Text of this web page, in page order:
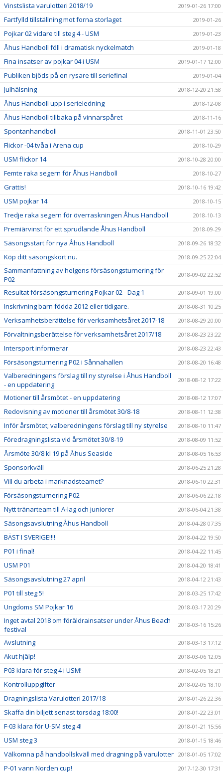
Vinstslista varulotteri 2018/19 2019-01-26 17:00
Fartfylld tillställning mot forna storlaget 2019-01-26
Pojkar 02 vidare till steg 4 - USM 2019-01-23
Åhus Handboll föll i dramatisk nyckelmatch 2019-01-18
Fina insatser av pojkar 04 i USM 2019-01-17 12:00
Publiken bjöds på en rysare till seriefinal 2019-01-04
Julhälsning 2018-12-20 21:58
Åhus Handboll upp i serieledning 2018-12-08
Åhus Handboll tillbaka på vinnarspåret 2018-11-16
Spontanhandboll 2018-11-01 23:50
Flickor -04 tvåa i Arena cup 2018-10-29
USM flickor 14 2018-10-28 20:00
Femte raka segern för Åhus Handboll 2018-10-27
Grattis! 2018-10-16 19:42
USM pojkar 14 2018-10-15
Tredje raka segern för överraskningen Åhus Handboll 2018-10-13
Premiärvinst för ett sprudlande Åhus Handboll 2018-09-29
Säsongsstart för nya Åhus Handboll 2018-09-26 18:32
Köp ditt säsongskort nu. 2018-09-25 22:04
Sammanfattning av helgens försäsongsturnering för
P02
2018-09-02 22:52
Resultat försäsongsturnering Pojkar 02 - Dag 1 2018-09-01 19:00
Inskrivning barn födda 2012 eller tidigare. 2018-08-31 10:25
Verksamhetsberättelse för verksamhetsåret 2017-18 2018-08-29 20:00
Förvaltningsberättelse för verksamhetsåret 2017/18 2018-08-23 23:22
Intersport informerar 2018-08-23 22:43
Försäsongsturnering P02 i Sånnahallen 2018-08-20 16:48
Valberedningens förslag till ny styrelse i Åhus Handboll
- en uppdatering
2018-08-12 17:22
Motioner till årsmötet - en uppdatering 2018-08-12 17:07
Redovisning av motioner till årsmötet 30/8-18 2018-08-11 12:38
Inför årsmötet; valberedningens förslag till ny styrelse 2018-08-10 11:47
Föredragningslista vid årsmötet 30/8-19 2018-08-09 11:52
Årsmöte 30/8 kl 19 på Åhus Seaside 2018-08-05 16:53
Sponsorkväll 2018-06-25 21:28
Vill du arbeta i marknadsteamet? 2018-06-10 22:31
Försäsongsturnering P02 2018-06-06 22:18
Nytt tränarteam till A-lag och juniorer 2018-06-04 21:38
Säsongsavslutning Åhus Handboll 2018-04-28 07:35
BÄST I SVERIGE!!!! 2018-04-22 19:50
P01 i final! 2018-04-22 11:45
USM P01 2018-04-20 18:41
Säsongsavslutning 27 april 2018-04-12 21:43
P01 till steg 5! 2018-03-25 17:42
Ungdoms SM Pojkar 16 2018-03-17 20:29
Inget avtal 2018 om föräldrainsatser under Åhus Beach
festival
2018-03-16 15:26
Avslutning 2018-03-13 17:12
Akut hjälp! 2018-03-06 12:05
P03 klara för steg 4 i USM! 2018-02-05 18:21
Kontrolluppgifter 2018-02-05 18:10
Dragningslista Varulotteri 2017/18 2018-01-26 22:36
Skaffa din biljett senast torsdag 18:00! 2018-01-22 23:01
F-03 klara för U-SM steg 4! 2018-01-21 15:56
USM steg 3 2018-01-15 18:46
Välkomna på handbollskväll med dragning på varulotter 2018-01-05 17:02
P-01 vann Norden cup! 2017-12-30 17:31